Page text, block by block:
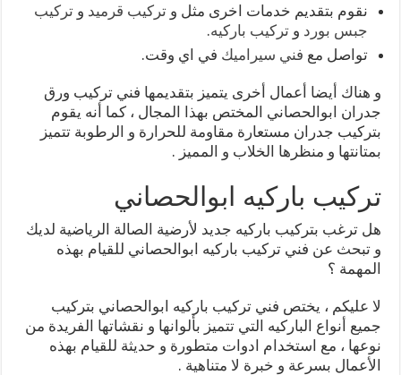
نقوم بتقديم خدمات اخرى مثل وتركيب قرميد وتركيب
جبس بورد وتركيب باركيه.
تواصل مع فني سيراميك في اي وقت.
و هناك أيضا أعمال أخرى يتميز بتقديمها فني تركيب ورق
جدران ابوالحصاني المختص بهذا المجال ، كما أنه يقوم
بتركيب جدران مستعارة مقاومة للحرارة و الرطوبة تتميز
بمتانتها و منظرها الخلاب و المميز .
تركيب باركيه ابوالحصاني
هل ترغب بتركيب باركيه جديد لأرضية الصالة الرياضية لديك
و تبحث عن فني تركيب باركيه ابوالحصاني للقيام بهذه
المهمة ؟
لا عليكم ، يختص فني تركيب باركيه ابوالحصاني بتركيب
جميع أنواع الباركيه التي تتميز بألوانها و نقشاتها الفريدة من
نوعها ، مع استخدام ادوات متطورة و حديثة للقيام بهذه
الأعمال بسرعة و خبرة لا متناهية .